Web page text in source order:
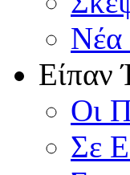
Νέα
Είπαν
Οι
Σε